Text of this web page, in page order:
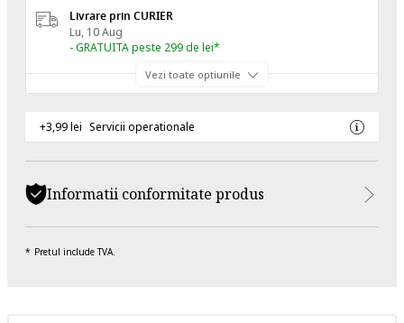
Livrare prin CURIER
Lu, 10 Aug
- GRATUITA peste 299 de lei*
Vezi toate optiunile
+3,99 lei Servicii operationale
Informatii conformitate produs
Pretul include TVA.